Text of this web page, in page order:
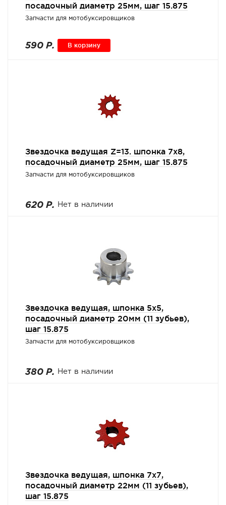
посадочный диаметр 25мм, шаг 15.875
Запчасти для мотобуксировщиков
590 Р. В корзину
Звездочка ведущая Z=13. шпонка 7х8,
посадочный диаметр 25мм, шаг 15.875
Запчасти для мотобуксировщиков
620 Р. Нет в наличии
Звездочка ведущая, шпонка 5х5,
посадочный диаметр 20мм (11 зубьев),
шаг 15.875
Запчасти для мотобуксировщиков
380 Р. Нет в наличии
Звездочка ведущая, шпонка 7х7,
посадочный диаметр 22мм (11 зубьев),
шаг 15.875